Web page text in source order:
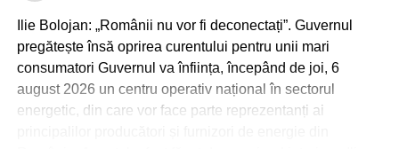
Ilie Bolojan: „Românii nu vor fi deconectați”. Guvernul
pregătește însă oprirea curentului pentru unii mari
consumatori Guvernul va înființa, începând de joi, 6
august 2026 un centru operativ național în sectorul
energetic, din care vor face parte reprezentanți ai